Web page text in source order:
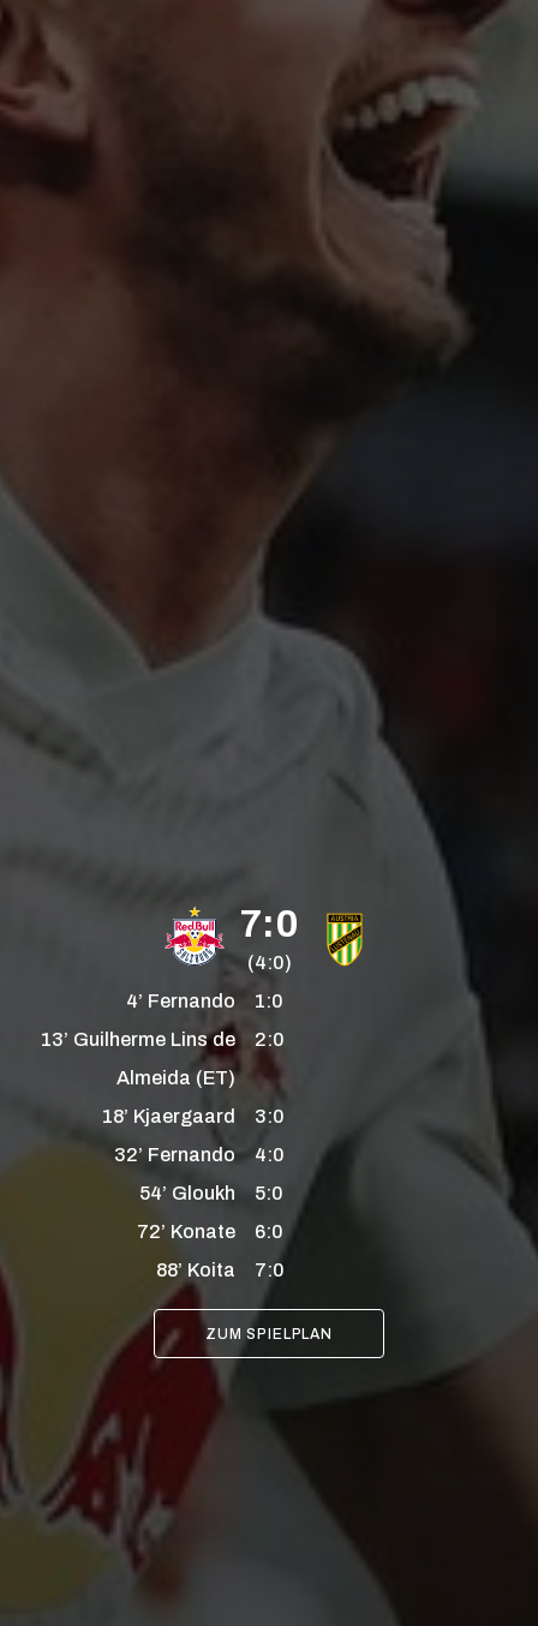
7:0
(4:0)
4’ Fernando
1:0
13’ Guilherme Linsde
Almeida (ET)
2:0
18’ Kjaergaard
3:0
32’ Fernando
4:0
54’ Gloukh
5:0
72’ Konate
6:0
88’ Koita 7:0
ZUM SPIELPLAN